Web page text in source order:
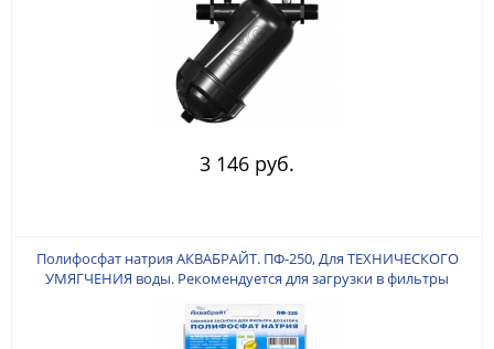
3 146 руб.
Полифосфат натрия АКВАБРАЙТ. ПФ-250, Для ТЕХНИЧЕСКОГО
УМЯГЧЕНИЯ воды. Рекомендуется для загрузки в фильтры